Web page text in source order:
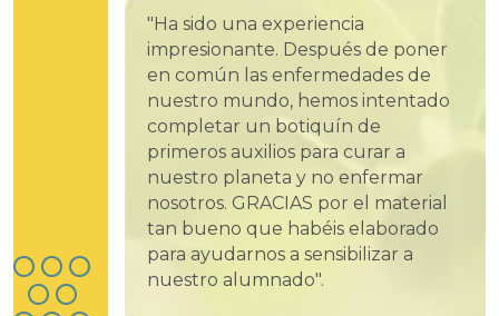
"Ha sido una experiencia
impresionante. Después de poner
en común las enfermedades de
nuestro mundo, hemos intentado
completar un botiquín de
primeros auxilios para curar a
nuestro planeta y no enfermar
nosotros. GRACIAS por el material
tan bueno que habéis elaborado
para ayudarnos a sensibilizar a
nuestro alumnado".